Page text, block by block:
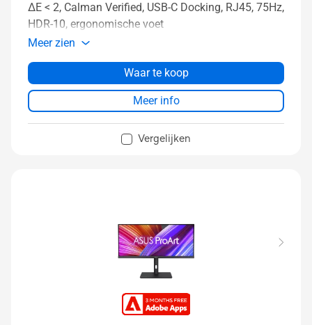
ΔE < 2, Calman Verified, USB-C Docking, RJ45, 75Hz,
HDR-10, ergonomische voet
Meer zien
Waar te koop
Meer info
Vergelijken